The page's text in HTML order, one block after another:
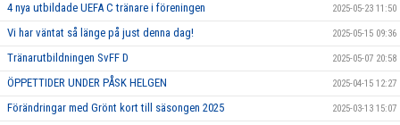
4 nya utbildade UEFA C tränare i föreningen 2025-05-23 11:50
Vi har väntat så länge på just denna dag! 2025-05-15 09:36
Tränarutbildningen SvFF D 2025-05-07 20:58
ÖPPETTIDER UNDER PÅSK HELGEN 2025-04-15 12:27
Förändringar med Grönt kort till säsongen 2025 2025-03-13 15:07